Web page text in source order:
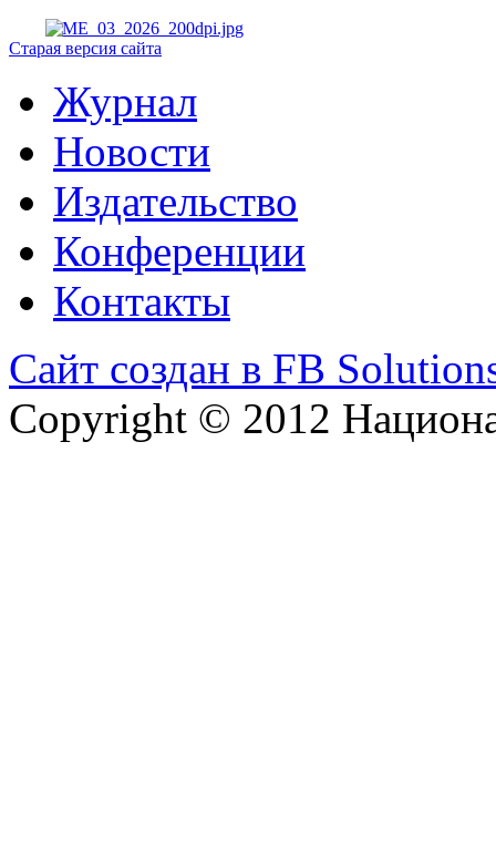
Старая версия сайта
Журнал
Новости
Издательство
Конференции
Контакты
Сайт создан в FB
Copyright © 2012